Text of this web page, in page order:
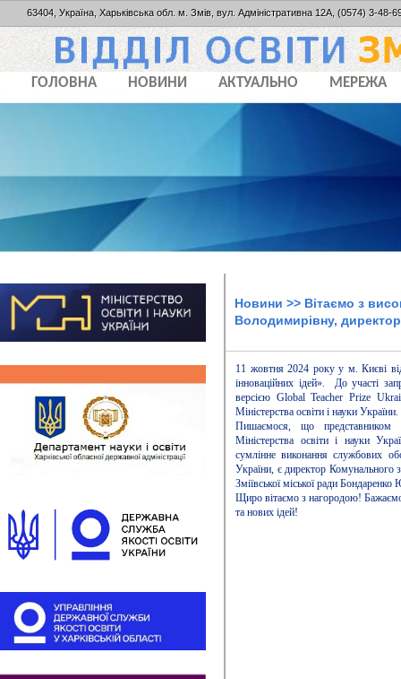
63404, Україна, Харьківська обл. м. Змів, вул. Адміністративна 12А, (0574) 3-48-
ГОЛОВНА НОВИНИ АКТУАЛЬНО МЕРЕЖА
Новини >> Вітаємо з
Володимирівну,
11 жовтня 2024 року у м. Києві
інноваційних ідей». До участі
версією Global Teacher Prize
Міністерства освіти і науки України.
Пишаємося, що представником
Міністерства освіти і науки
сумлінне виконання службових
України, є директор Комунального
Зміївської міської ради
Щиро вітаємо з нагородою! Бажаємо
та нових ідей!